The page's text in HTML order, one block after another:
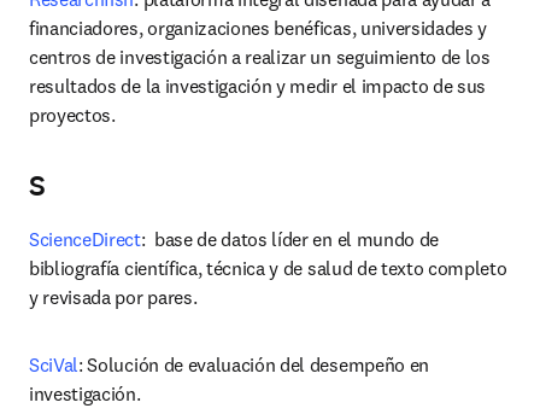
financiadores, organizaciones benéficas, universidades y
centros de investigación a realizar un seguimiento de los
resultados de la investigación y medir el impacto de sus
proyectos.
S
ScienceDirect:  base de datos líder en el mundo de
bibliografía científica, técnica y de salud de texto completo
y revisada por pares.
SciVal: Solución de evaluación del desempeño en
investigación.